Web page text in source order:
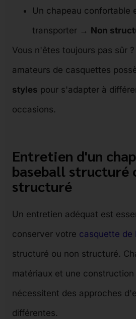
Un chapeau confortable
transporter → Non
Vous n'êtes toujours pas sûr
amateurs de casquettes
styles pour s'adapter à
occasions.
Entretien d'un
baseball structuré
structuré
Un entretien adéquat est
conserver votre casquette de
structuré ou non structuré.
matériaux et une construction
nécessitent des approches
différentes.